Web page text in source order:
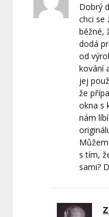
Dobrý
chci se
běžné,
dodá
od
kování
jej
že
okna s
nám
s tím,
sami?